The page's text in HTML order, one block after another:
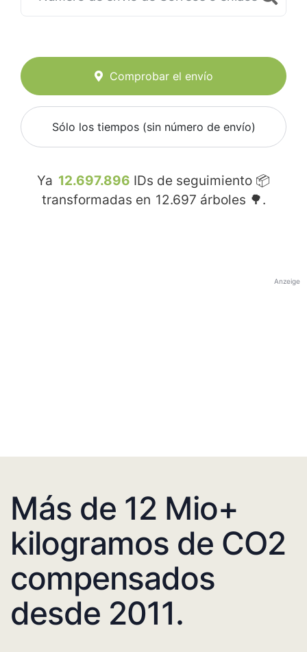
Comprobar el envío
Sólo los tiempos (sin número de envío)
Ya 12.697.896 IDs de seguimiento 📦
transformadas en 12.697 árboles 🌳.
Anzeige
Más de 12 Mio+
kilogramos de CO2
compensados
desde 2011.